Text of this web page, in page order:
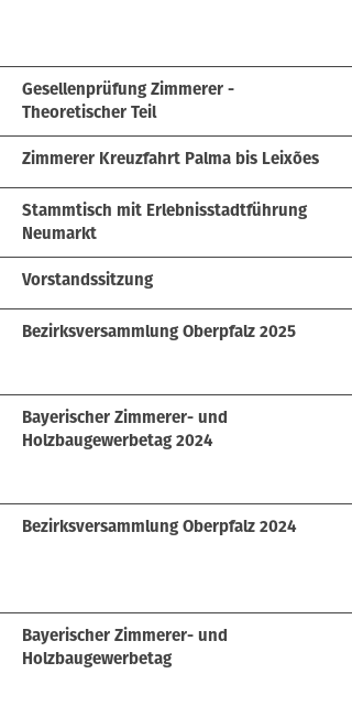
Gesellenprüfung Zimmerer -
Theoretischer Teil
Zimmerer Kreuzfahrt Palma bis Leixões
Stammtisch mit Erlebnisstadtführung
Neumarkt
Vorstandssitzung
Bezirksversammlung Oberpfalz 2025
Bayerischer Zimmerer- und
Holzbaugewerbetag 2024
Bezirksversammlung Oberpfalz 2024
Bayerischer Zimmerer- und
Holzbaugewerbetag